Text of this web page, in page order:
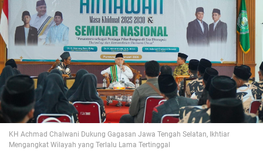
KH Achmad Chalwani Dukung Gagasan Jawa Tengah Selatan, Ikhtiar
Mengangkat Wilayah yang Terlalu Lama Tertinggal